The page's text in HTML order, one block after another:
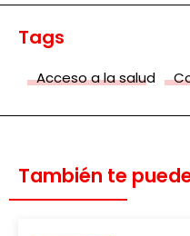
Tags
Acceso a la salud
También te